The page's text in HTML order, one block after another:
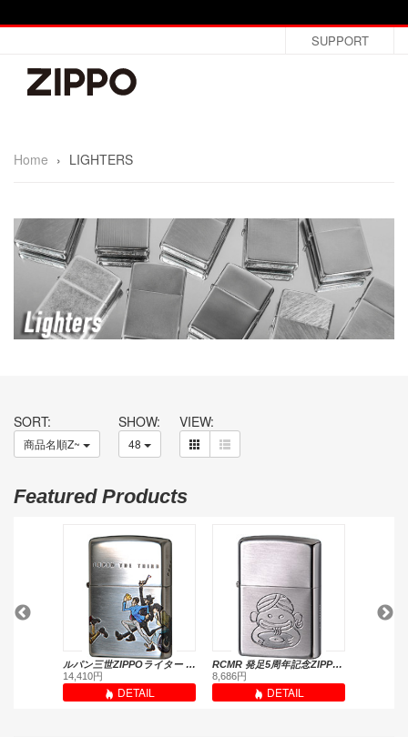
SUPPORT
Home › LIGHTERS
SORT:
商品名順Z~
SHOW:
48
VIEW:
Featured Products
ルパン三世ZIPPOライター 4サイド・チェイス
14,410円
DETAIL
RCMR 発足5周年記念ZIPPO<当サイトは紹介のみ>
8,686円
DETAIL